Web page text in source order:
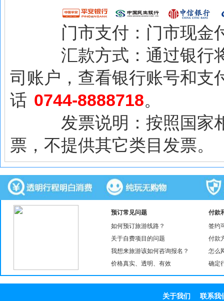
门市支付：门市现金付
汇款方式：通过银行将
司账户，查看银行账号和
话 0744-8888718。
发票说明：按照国家相
票，不提供其它类目发票。
预订常见问题
如何预订旅游线路？
关于自费项目的问题
我想来旅游该如何咨询报名？
价格真实、透明、有效
付款
签约
付款
怎么
确定
关于我们 联系我